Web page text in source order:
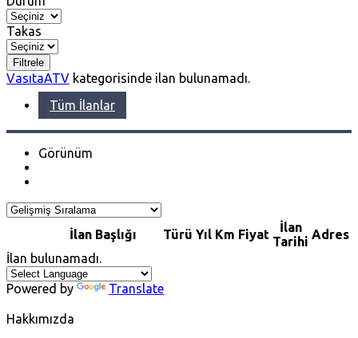
Takas
Filtrele
VasıtaATV kategorisinde ilan bulunamadı.
Tüm İlanlar
Görünüm
İlan Başlığı Türü Yıl Km Fiyat
İlan
Tarihi Adres
İlan bulunamadı.
Powered by Translate
Hakkımızda